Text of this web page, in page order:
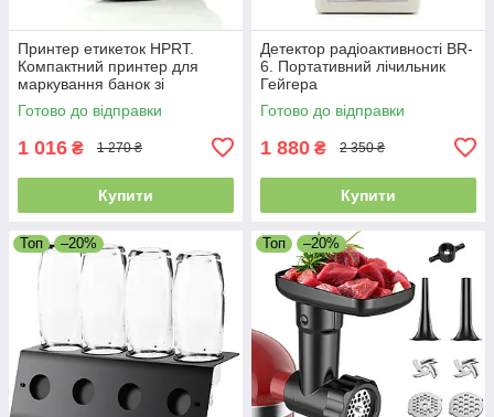
Принтер етикеток HPRT.
Компактний принтер для
маркування банок зі
спеціями
Готово до відправки
1 016 ₴ 1 270 ₴
Купити
Детектор радіоактивності BR-
6. Портативний лічильник
Гейгера
Готово до відправки
1 880 ₴ 2 350 ₴
Купити
Топ –20% Топ –20%